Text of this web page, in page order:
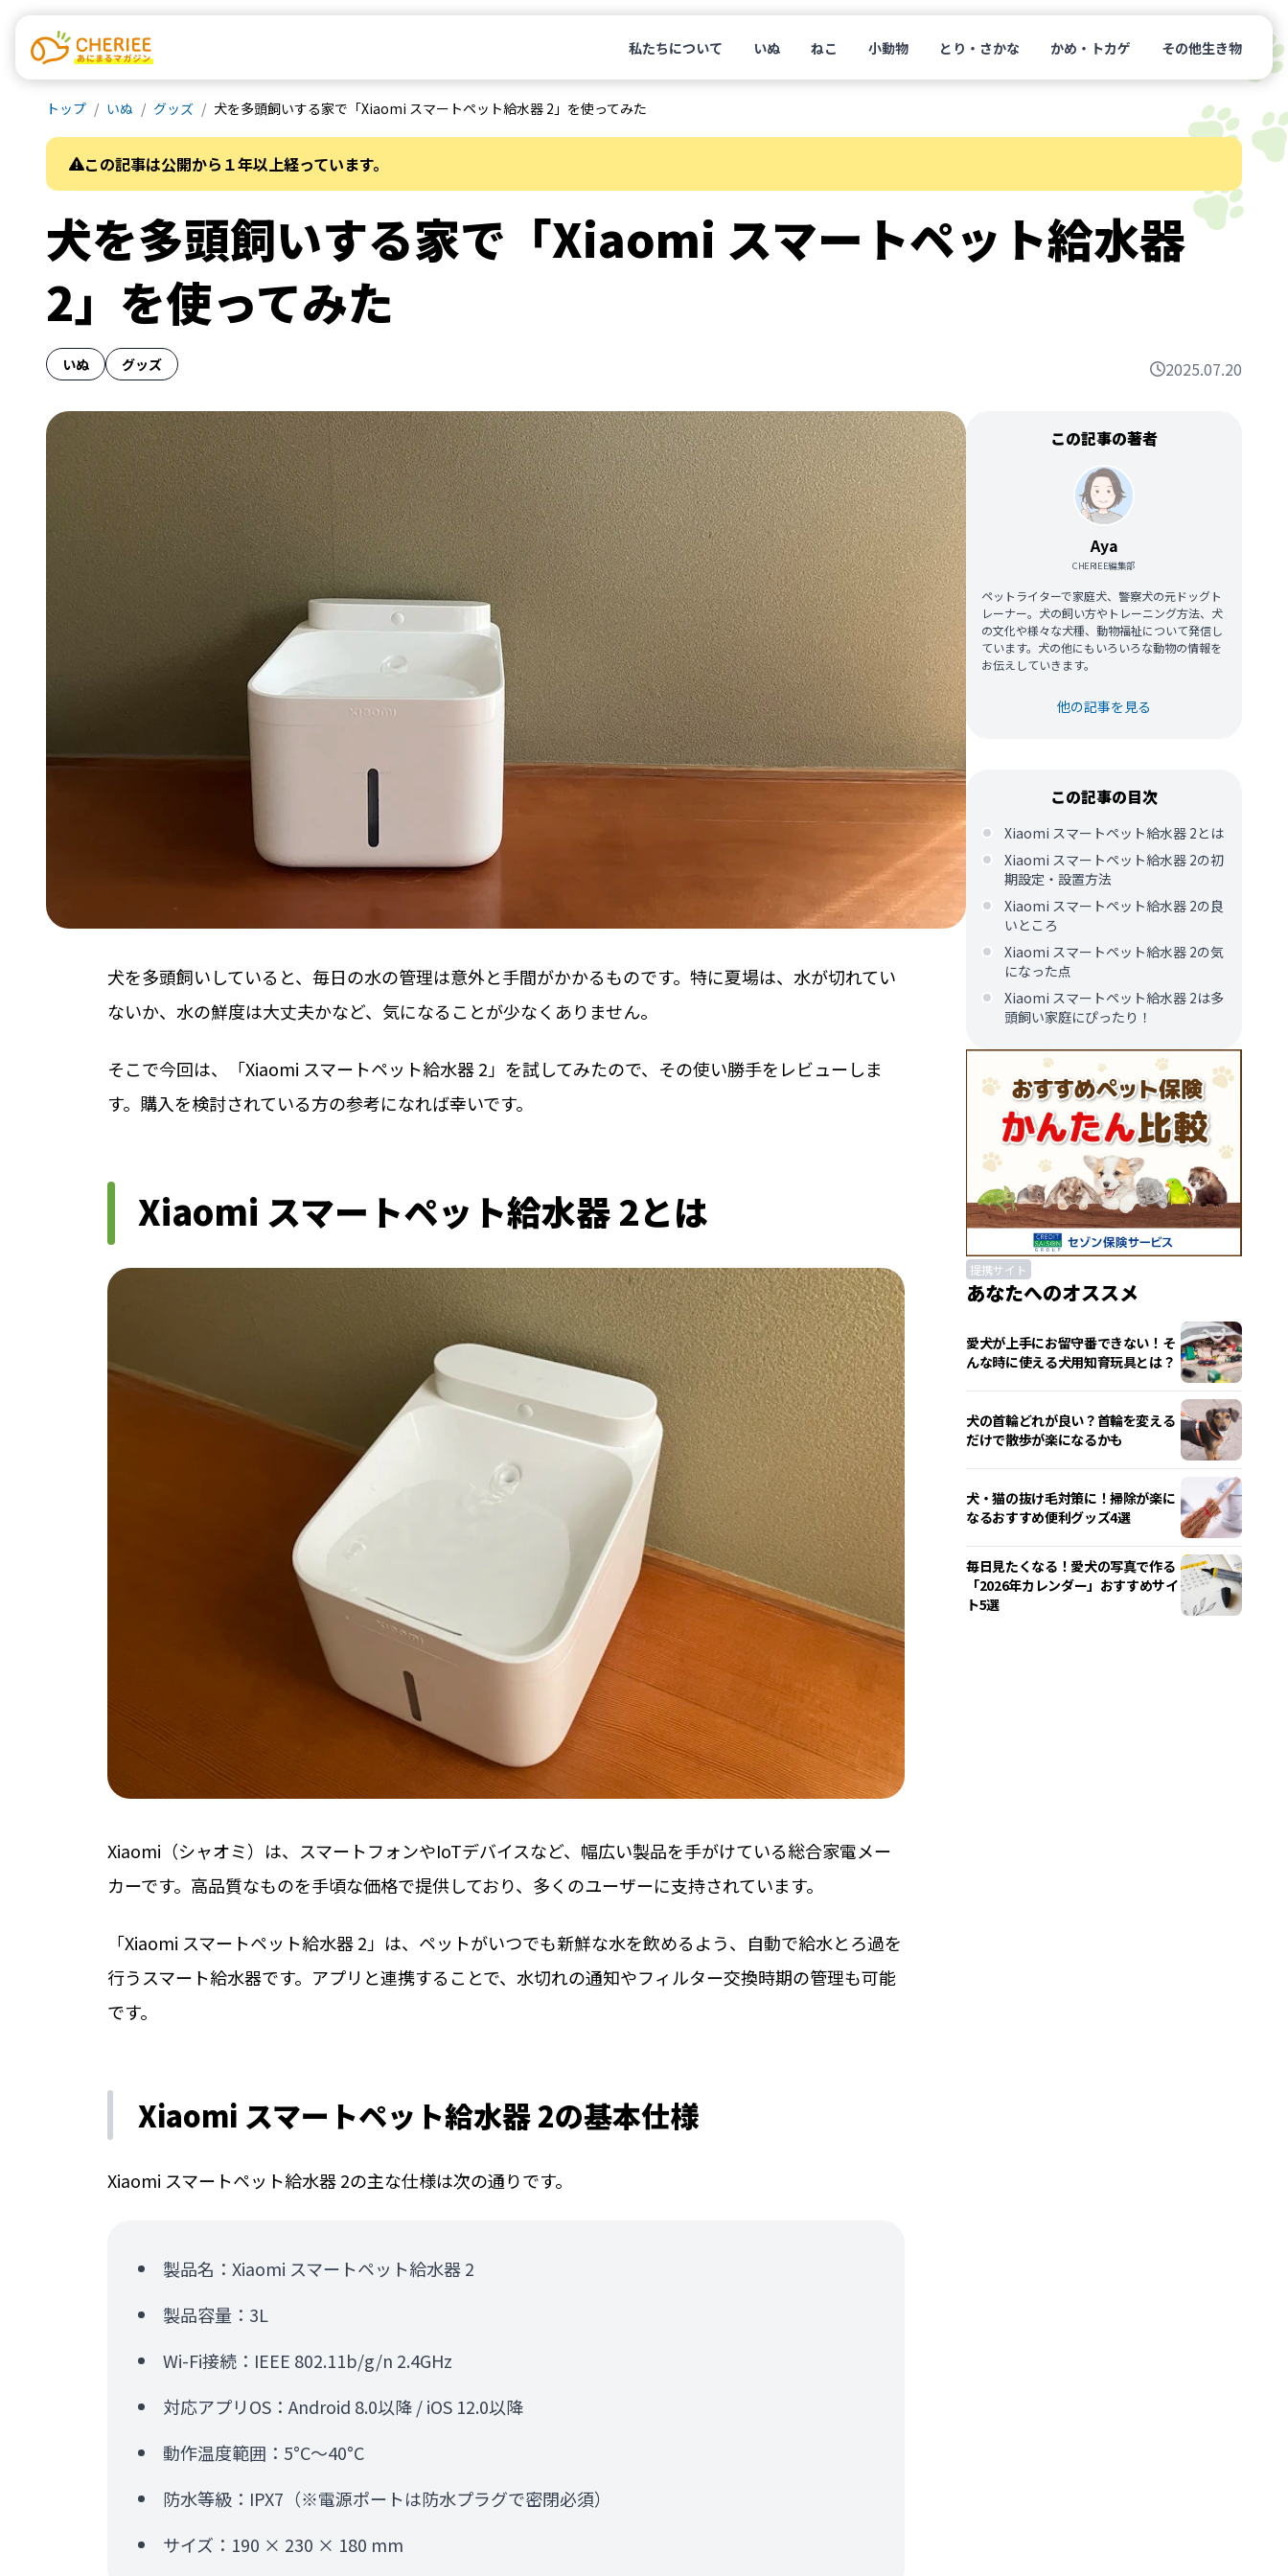
私たちについて いぬ ねこ 小動物 とり・さかな かめ・トカゲ その他生き物
トップ いぬ グッズ 犬を多頭飼いする家で「Xiaomi スマートペット給水器 2」を使ってみた
この記事は公開から１年以上経っています。
犬を多頭飼いする家で「Xiaomi スマートペット給水器
2」を使ってみた
いぬ グッズ 2025.07.20
犬を多頭飼いしていると、毎日の水の管理は意外と手間がかかるものです。特に夏場は、水が切れてい
ないか、水の鮮度は大丈夫かなど、気になることが少なくありません。
そこで今回は、「Xiaomi スマートペット給水器 2」を試してみたので、その使い勝手をレビューしま
す。購入を検討されている方の参考になれば幸いです。
Xiaomi スマートペット給水器 2とは
Xiaomi（シャオミ）は、スマートフォンやIoTデバイスなど、幅広い製品を手がけている総合家電メー
カーです。高品質なものを手頃な価格で提供しており、多くのユーザーに支持されています。
「Xiaomi スマートペット給水器 2」は、ペットがいつでも新鮮な水を飲めるよう、自動で給水とろ過を
行うスマート給水器です。アプリと連携することで、水切れの通知やフィルター交換時期の管理も可能
です。
Xiaomi スマートペット給水器 2の基本仕様
Xiaomi スマートペット給水器 2の主な仕様は次の通りです。
製品名：Xiaomi スマートペット給水器 2
製品容量：3L
Wi-Fi接続：IEEE 802.11b/g/n 2.4GHz
対応アプリOS：Android 8.0以降 / iOS 12.0以降
動作温度範囲：5°C～40°C
防水等級：IPX7（※電源ポートは防水プラグで密閉必須）
サイズ：190 × 230 × 180 mm
この記事の著者
Aya
CHERIEE編集部
ペットライターで家庭犬、警察犬の元ドッグト
レーナー。犬の飼い方やトレーニング方法、犬
の文化や様々な犬種、動物福祉について発信し
ています。犬の他にもいろいろな動物の情報を
お伝えしていきます。
他の記事を見る
この記事の目次
Xiaomi スマートペット給水器 2とは
Xiaomi スマートペット給水器 2の初
期設定・設置方法
Xiaomi スマートペット給水器 2の良
いところ
Xiaomi スマートペット給水器 2の気
になった点
Xiaomi スマートペット給水器 2は多
頭飼い家庭にぴったり！
提携サイト
あなたへのオススメ
愛犬が上手にお留守番できない！そ
んな時に使える犬用知育玩具とは？
犬の首輪どれが良い？首輪を変える
だけで散歩が楽になるかも
犬・猫の抜け毛対策に！掃除が楽に
なるおすすめ便利グッズ4選
毎日見たくなる！愛犬の写真で作る
「2026年カレンダー」おすすめサイ
ト5選